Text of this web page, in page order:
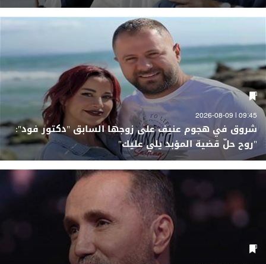
09:45 | 2026-08-09
شروق في هجوم عنيف على زوجها السابق "دكتور فود":
"روح حلّ قضية المؤبد يلي عليك"